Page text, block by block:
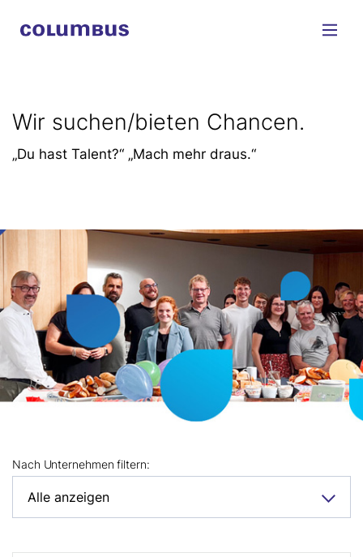
Wir suchen/bieten Chancen.
„Du hast Talent?“ „Mach mehr draus.“
Nach Unternehmen filtern: